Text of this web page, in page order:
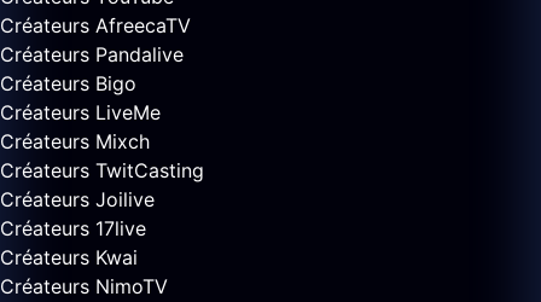
Créateurs AfreecaTV
Créateurs Pandalive
Créateurs Bigo
Créateurs LiveMe
Créateurs Mixch
Créateurs TwitCasting
Créateurs Joilive
Créateurs 17live
Créateurs Kwai
Créateurs NimoTV